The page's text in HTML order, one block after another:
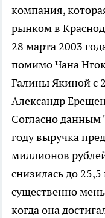
компания,
рынком в
28 марта 2003
помимо Чана
Галины Якиной с
Александр
Согласно
году выручка
миллионов
снизилась до
существенно
когда она